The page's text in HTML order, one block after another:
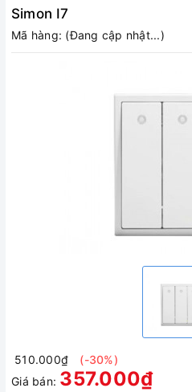
Simon I7
Mã hàng: (Đang cập nhật...)
510.000₫
(-30%)
Giá bán: 357.000₫